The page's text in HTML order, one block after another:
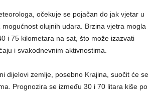
očekuje se pojačan do jak vjetar u
mogućnost olujnih udara. Brzina vjetra mogla
i 75 kilometara na sat, što može izazvati
i svakodnevnim aktivnostima.
dijelovi zemlje, posebno Krajina, suočit će se
Prognozira se između 30 i 70 litara kiše po